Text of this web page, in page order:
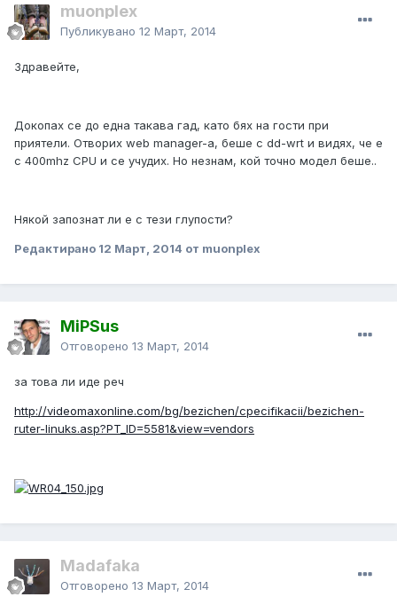
muonplex
Публикувано 12 Март, 2014
Здравейте,
Докопах се до една такава гад, като бях на гости при
приятели. Отворих web manager-а, беше с dd-wrt и видях, че е
с 400mhz CPU и се учудих. Но незнам, кой точно модел беше..
Някой запознат ли е с тези глупости?
Редактирано 12 Март, 2014 от muonplex
MiPSus
Отговорено 13 Март, 2014
за това ли иде реч
http://videomaxonline.com/bg/bezichen/cpecifikacii/bezichen-
ruter-linuks.asp?PT_ID=5581&view=vendors
Madafaka
Отговорено 13 Март, 2014